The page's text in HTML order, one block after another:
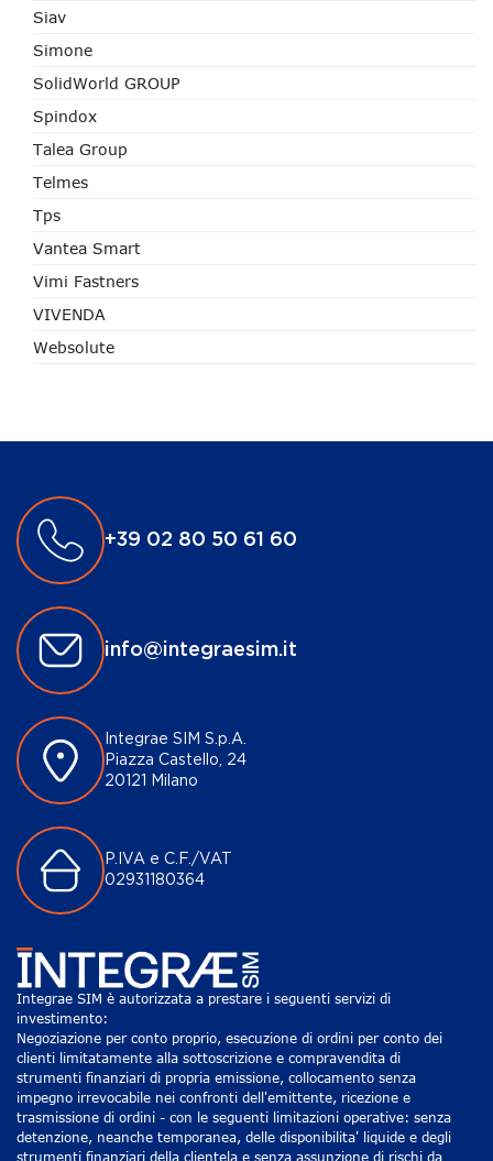
Siav
Simone
SolidWorld GROUP
Spindox
Talea Group
Telmes
Tps
Vantea Smart
Vimi Fastners
VIVENDA
Websolute
+39 02 80 50 61 60
info@integraesim.it
Integrae SIM S.p.A.
Piazza Castello, 24
20121 Milano
P.IVA e C.F./VAT
02931180364
Integrae SIM è autorizzata a prestare i seguenti servizi di
investimento:
Negoziazione per conto proprio, esecuzione di ordini per conto dei
clienti limitatamente alla sottoscrizione e compravendita di
strumenti finanziari di propria emissione, collocamento senza
impegno irrevocabile nei confronti dell'emittente, ricezione e
trasmissione di ordini - con le seguenti limitazioni operative: senza
detenzione, neanche temporanea, delle disponibilita' liquide e degli
strumenti finanziari della clientela e senza assunzione di rischi da